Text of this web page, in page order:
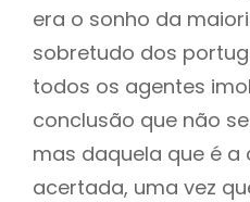
era o sonho da
sobretudo dos
todos os agentes
conclusão que não
mas daquela que é a
acertada, uma vez